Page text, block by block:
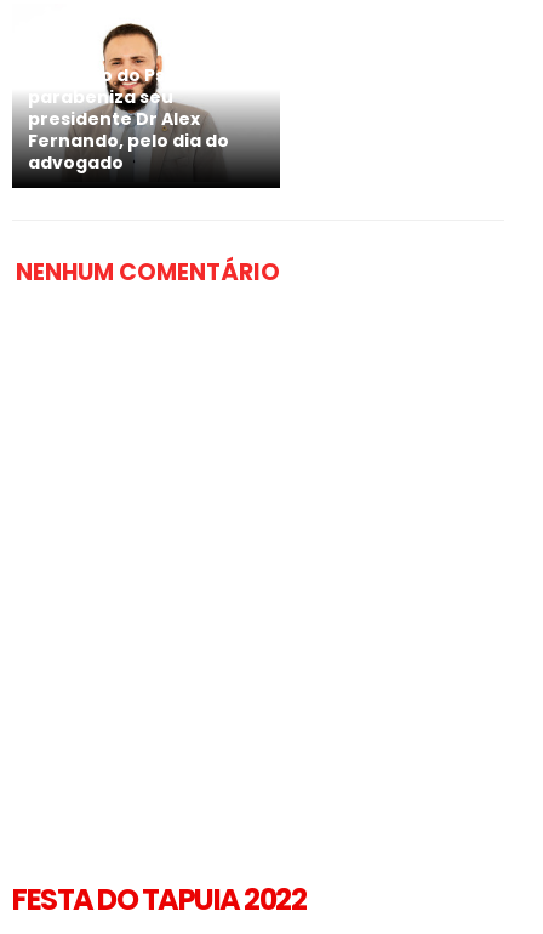
Diretório do Psol Surubim
parabeniza seu
presidente Dr Alex
Fernando, pelo dia do
advogado
NENHUM COMENTÁRIO
FESTA DO TAPUIA 2022